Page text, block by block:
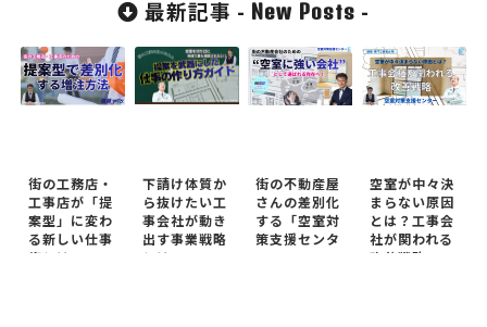
最新記事 - New Posts -
街の工務店・
工事店が「提
案型」に変わ
る新しい仕事
術とは
下請け体質か
ら抜けたい工
事会社が動き
出す事業戦略
とは
街の不動産屋
さんの差別化
する「空室対
策支援センタ
空室が中々決
まらない原因
とは？工事会
社が関われる
改善戦略